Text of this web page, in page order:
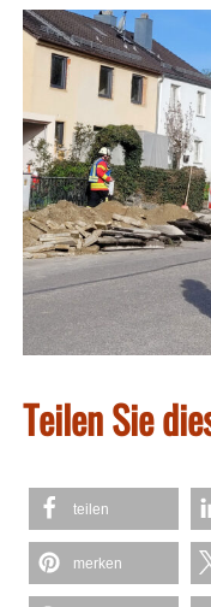
Teilen Sie
teilen
merken